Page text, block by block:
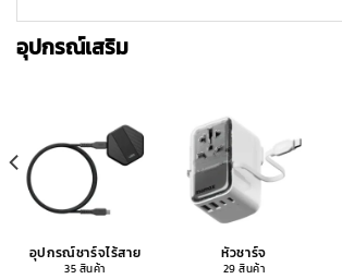
อุปกรณ์เสริม
อุปกรณ์ชาร์จไร้สาย
35 สินค้า
หัวชาร์จ
29 สินค้า